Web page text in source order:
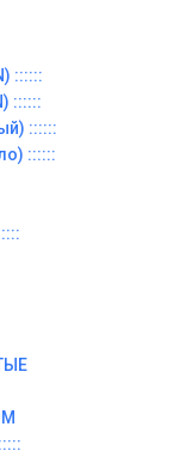
::::::
::::::
::::::
::::::